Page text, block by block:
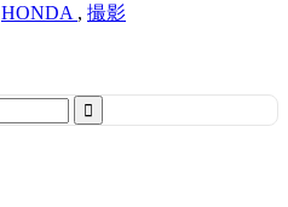
HONDA , 撮影